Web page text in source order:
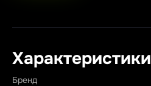
Характеристики
Бренд